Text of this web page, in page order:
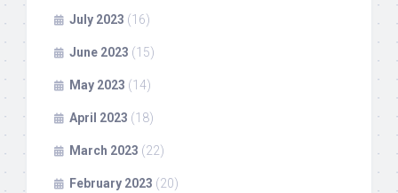
July 2023 (16)
June 2023 (15)
May 2023 (14)
April 2023 (18)
March 2023 (22)
February 2023 (20)